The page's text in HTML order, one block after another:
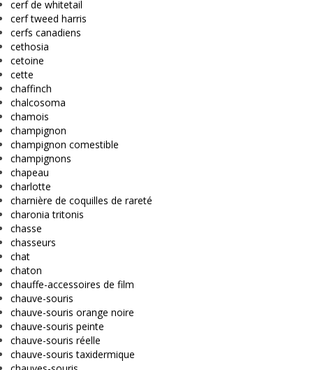
cerf de whitetail
cerf tweed harris
cerfs canadiens
cethosia
cetoine
cette
chaffinch
chalcosoma
chamois
champignon
champignon comestible
champignons
chapeau
charlotte
charnière de coquilles de rareté
charonia tritonis
chasse
chasseurs
chat
chaton
chauffe-accessoires de film
chauve-souris
chauve-souris orange noire
chauve-souris peinte
chauve-souris réelle
chauve-souris taxidermique